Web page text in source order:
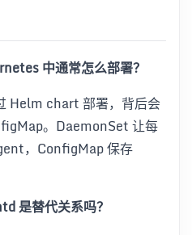
中通常怎么部署？
Helm chart 部署，背后会
。DaemonSet 让每
，ConfigMap 保存
是替代关系吗？